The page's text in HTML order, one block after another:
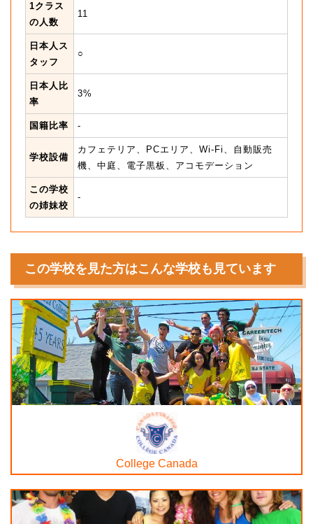
1クラス
の人数
11
日本人ス
タッフ
○
日本人比
率
3%
国籍比率 -
学校設備
カフェテリア、PCエリア、Wi-Fi、自動販売
機、中庭、電子黒板、アコモデーション
この学校
の姉妹校
-
この学校を見た方はこんな学校も見ています
College Canada